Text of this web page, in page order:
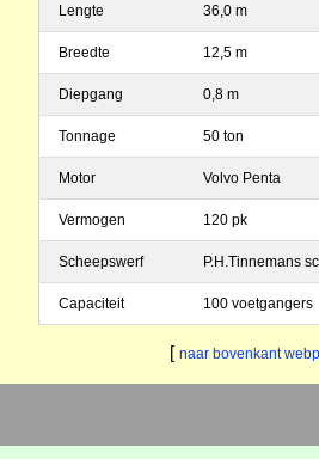
Lengte 36,0 m
Breedte 12,5 m
Diepgang 0,8 m
Tonnage 50 ton
Motor Volvo Penta
Vermogen 120 pk
Scheepswerf P.H.Tinnemans
Capaciteit 100 voetgangers
[ naar bovenkant